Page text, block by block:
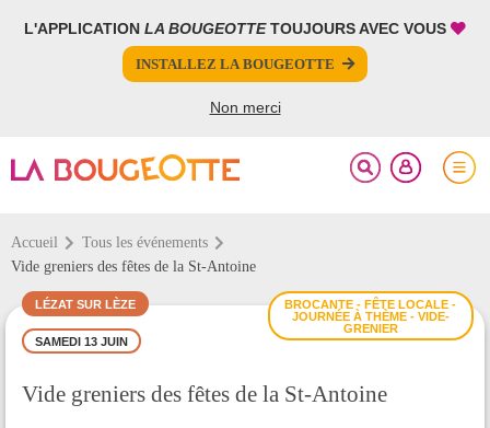
L'APPLICATION LA BOUGEOTTETOUJOURS AVEC VOUS
INSTALLEZ LA BOUGEOTTE
Non merci
Accueil
Tous les événements
Vide greniers des fêtes de la St-Antoine
BROCANTE - FÊTE LOCALE -
JOURNÉE À THÈME - VIDE-
GRENIER
LÉZAT SUR LÈZE
SAMEDI 13 JUIN
Vide greniers des fêtes de la St-Antoine
FERMER
PARTAGER
FERMER
Votre inscription à la newsletter a été effectuée.